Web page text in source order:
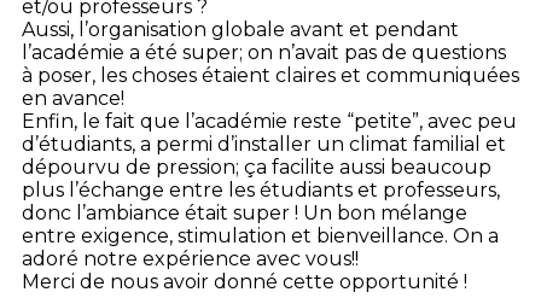
et/ou professeurs ?
Aussi, l’organisation globale avant et pendant
l’académie a été super; on n’avait pas de questions
à poser, les choses étaient claires et communiquées
en avance!
Enfin, le fait que l’académie reste “petite”, avec peu
d’étudiants, a permi d’installer un climat familial et
dépourvu de pression; ça facilite aussi beaucoup
plus l’échange entre les étudiants et professeurs,
donc l’ambiance était super ! Un bon mélange
entre exigence, stimulation et bienveillance. On a
adoré notre expérience avec vous!!
Merci de nous avoir donné cette opportunité !